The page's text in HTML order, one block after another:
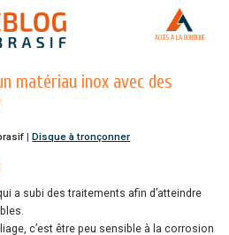
ACCÈS À LA BOUTIQUE
matériau inox avec des
|Disque à tronçonner
a subi des traitements afin d’atteindre
c’est être peu sensible à la corrosion